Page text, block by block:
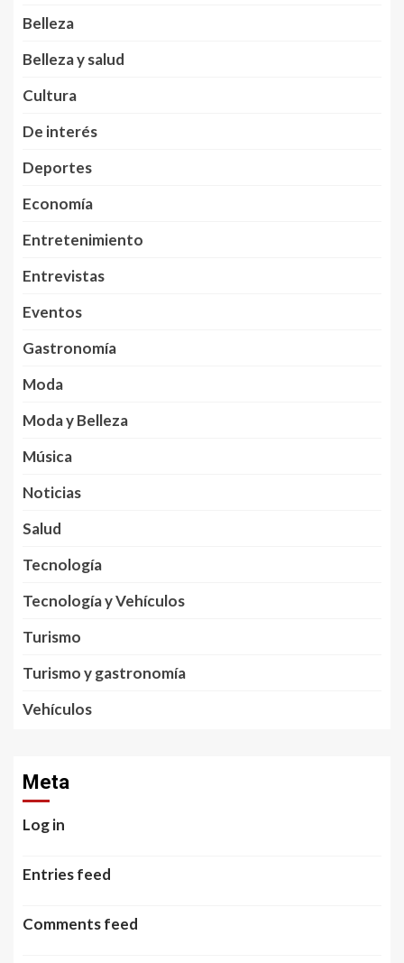
Belleza
Belleza y salud
Cultura
De interés
Deportes
Economía
Entretenimiento
Entrevistas
Eventos
Gastronomía
Moda
Moda y Belleza
Música
Noticias
Salud
Tecnología
Tecnología y Vehículos
Turismo
Turismo y gastronomía
Vehículos
Meta
Log in
Entries feed
Comments feed